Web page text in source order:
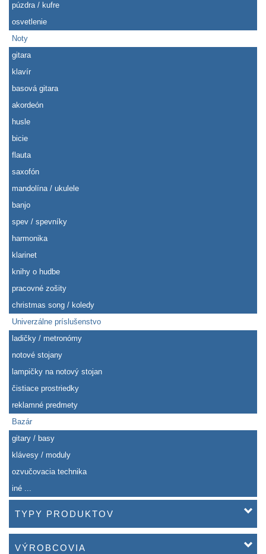
púzdra / kufre
osvetlenie
Noty
gitara
klavír
basová gitara
akordeón
husle
bicie
flauta
saxofón
mandolína / ukulele
banjo
spev / spevníky
harmonika
klarinet
knihy o hudbe
pracovné zošity
christmas song / koledy
Univerzálne príslušenstvo
ladičky / metronómy
notové stojany
lampičky na notový stojan
čistiace prostriedky
reklamné predmety
Bazár
gitary / basy
klávesy / moduly
ozvučovacia technika
iné ...
TYPY PRODUKTOV
VÝROBCOVIA